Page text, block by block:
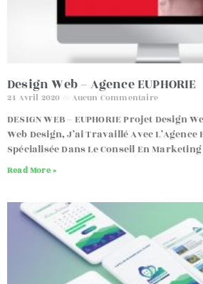
Design Web – Agence EUPHORIE
24 Avril 2020 Aucun Commentaire
DESIGN WEB – EUPHORIE Projet Design
Web Design, J’ai Travaillé Avec
Spécialisée Dans Le Conseil En Marketing
Read More »